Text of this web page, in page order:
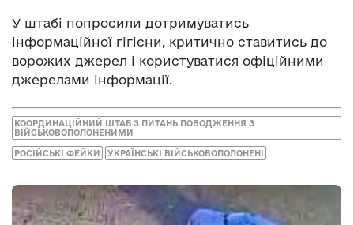
У штабі попросили дотримуватись
інформаційної гігієни, критично ставитись до
ворожих джерел і користуватися офіційними
джерелами інформації.
КООРДИНАЦІЙНИЙ ШТАБ З ПИТАНЬ ПОВОДЖЕННЯ З
ВІЙСЬКОВОПОЛОНЕНИМИ
РОСІЙСЬКІ ФЕЙКИ УКРАЇНСЬКІ ВІЙСЬКОВОПОЛОНЕНІ